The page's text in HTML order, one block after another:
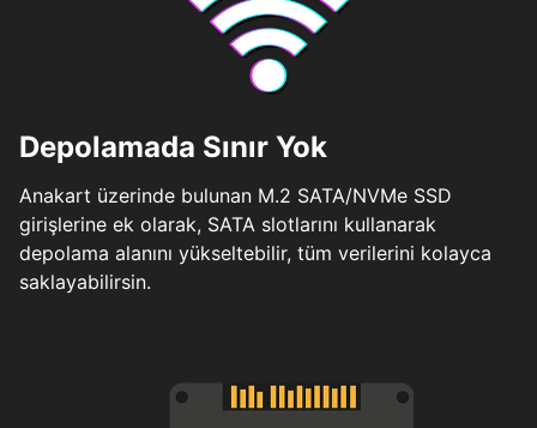
Depolamada Sınır Yok
Anakart üzerinde bulunan M.2 SATA/NVMe SSD
girişlerine ek olarak, SATA slotlarını kullanarak
depolama alanını yükseltebilir, tüm verilerini kolayca
saklayabilirsin.